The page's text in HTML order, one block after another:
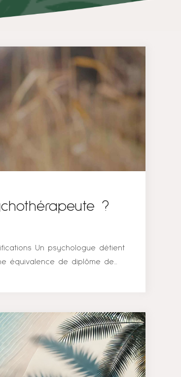
?
Un psychologue détient
équivalence de diplôme de
de l’Ordre des Psychologues
Le psychologue est
: Les psychologues
de leurs principaux outils pour
La psychothérapie